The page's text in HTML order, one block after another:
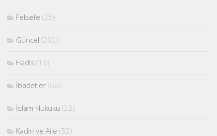
Felsefe (25)
Güncel (292)
Hadis (15)
İbadetler (66)
İslam Hukuku (22)
Kadın ve Aile (52)